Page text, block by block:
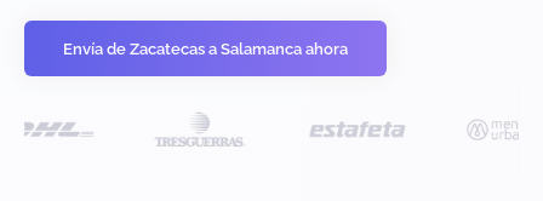
Envía de Zacatecas a Salamanca ahora